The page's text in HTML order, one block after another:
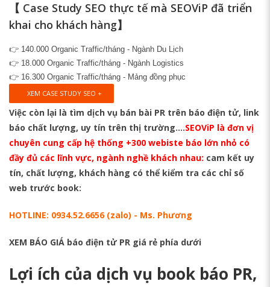
【 Case Study SEO thực tế mà SEOViP đã triển
khai cho khách hàng】
👉 140.000 Organic Traffic/tháng - Ngành Du Lịch
👉 18.000 Organic Traffic/tháng - Ngành Logistics
👉 16.300 Organic Traffic/tháng - Mảng đồng phục
XEM CASE STUDY SEO +
Việc còn lại là tìm dịch vụ bán bài PR trên báo điện tử, link
báo chất lượng, uy tín trên thị trường….SEOViP là đơn vị
chuyên cung cấp hệ thống +300 webiste báo lớn nhỏ có
đầy đủ các lĩnh vực, ngành nghề khách nhau: cam kết uy
tín, chất lượng, khách hàng có thể kiểm tra các chỉ số
web trước book:
HOTLINE: 0934.52.6656 (zalo) - Ms. Phương
XEM BÁO GIÁ báo điện tử PR giá rẻ phía dưới
Lợi ích của dịch vụ book báo PR,